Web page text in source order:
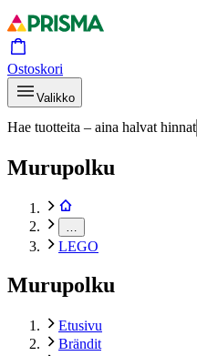
Ostoskori
Valikko
Hae tuotteita – aina halvat hinnat
Murupolku
LEGO
Murupolku
Etusivu
Brändit